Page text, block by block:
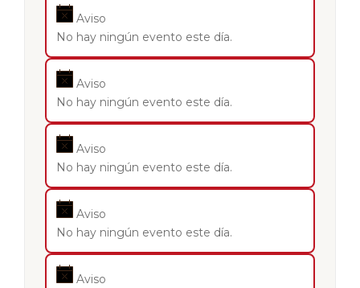
Aviso
No hay ningún evento este día.
Aviso
No hay ningún evento este día.
Aviso
No hay ningún evento este día.
Aviso
No hay ningún evento este día.
Aviso